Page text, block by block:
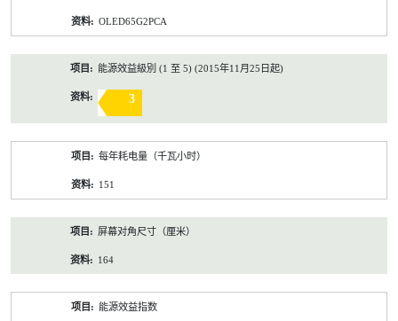
OLED65G2PCA
能源效益級別 (1 至 5) (2015年11月25日起)
3
每年耗电量（千瓦小时）
151
屏幕对角尺寸（厘米）
164
能源效益指数